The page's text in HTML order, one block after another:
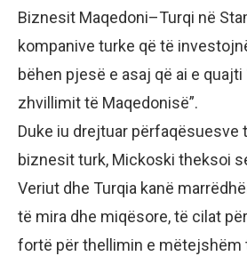
Biznesit Maqedoni–Turqi në
kompanive turke që të
bëhen pjesë e asaj që ai e quajti
zhvillimit të Maqedonisë”.
Duke iu drejtuar përfaqësuesve
biznesit turk, Mickoski theksoi
Veriut dhe Turqia kanë
të mira dhe miqësore, të cilat
fortë për thellimin e mëtejshëm